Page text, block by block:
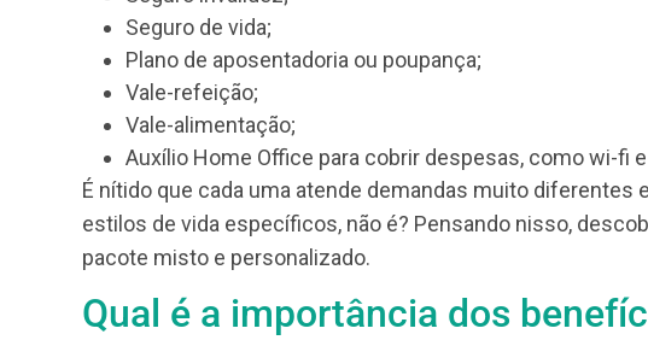
Auxílio creche e escola;
Vale cultura;
Programas para a promoção da qualidade de
academias, acesso a meditações, entre outros;
Vale transporte ou custeio de estacionamento e
Reembolso de mensalidades e empréstimos
Programas de assistência vocacional e social,
outros;
Reembolso para despesas de saúde para